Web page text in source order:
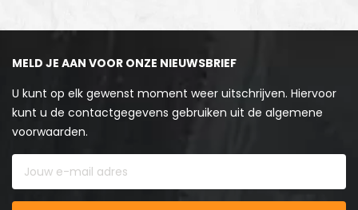
MELD JE AAN VOOR ONZE NIEUWSBRIEF
U kunt op elk gewenst moment weer uitschrijven. Hiervoor
kunt u de contactgegevens gebruiken uit de algemene
voorwaarden.